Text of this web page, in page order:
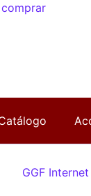
GGF Internet